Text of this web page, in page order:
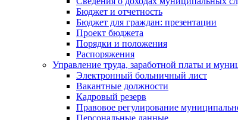
Бюджет и отчетность
Бюджет для граждан: презентации
Проект бюджета
Порядки и положения
Распоряжения
Управление труда, заработной платы и
Электронный больничный лист
Вакантные должности
Кадровый резерв
Правовое регулирование
Персональные данные